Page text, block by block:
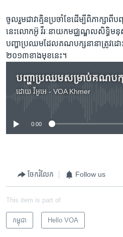
ចូលរួម​ជា​វាគ្មិន​ប្រចាំ​ខែ​ដើម្បី​ពិភាក្សា​ពី​ប
នេះ​លោក​អ៊ូ វីរៈ​នាយក​មជ្ឈណ្ឌល​សិទ្ធិ​មនុ
បញ្ហា​ប្រឈម​ដែល​គណបក្ស​នានា​ត្រូវ​ដោះ
២០១៣​ខាង​មុខ​នេះ។
ដោយវីអូអេ - VOA Khmer
0:00
ចែករំលែក Follow us
This item is part of
កម្ពុជា Hello VOA